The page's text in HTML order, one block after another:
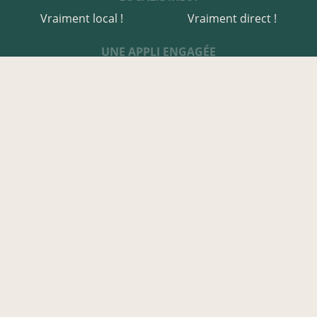
Vraiment local !
Vraiment direct !
UNE APPLI ENGAGÉE